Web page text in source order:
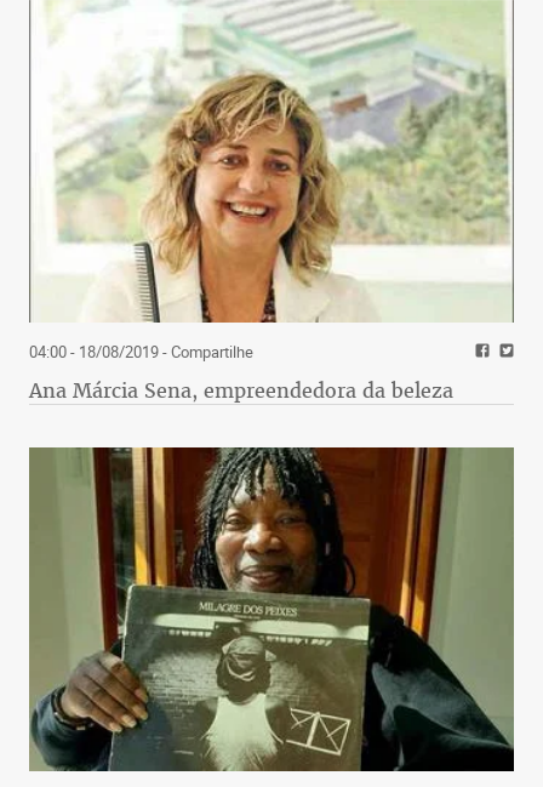
04:00 - 18/08/2019- Compartilhe
Ana Márcia Sena, empreendedora da beleza